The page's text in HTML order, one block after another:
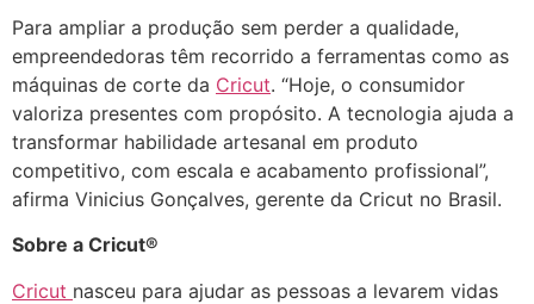
Para ampliar a produção sem perder a qualidade,
empreendedoras têm recorrido a ferramentas como as
máquinas de corte da Cricut. “Hoje, o consumidor
valoriza presentes com propósito. A tecnologia ajuda a
transformar habilidade artesanal em produto
competitivo, com escala e acabamento profissional”,
afirma Vinicius Gonçalves, gerente da Cricut no Brasil.
Sobre a Cricut®
Cricut nasceu para ajudar as pessoas a levarem vidas